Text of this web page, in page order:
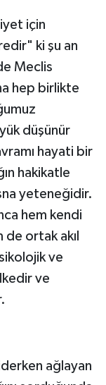
için
ki şu an
Meclis
hep birlikte
düşünür
hayati bir
hakikatle
yeteneğidir.
hem kendi
ortak akıl
ve
ve
ağlayan